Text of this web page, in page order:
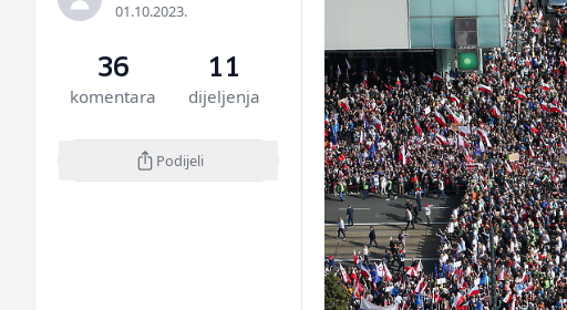
01.10.2023.
36
komentara
11
dijeljenja
Podijeli